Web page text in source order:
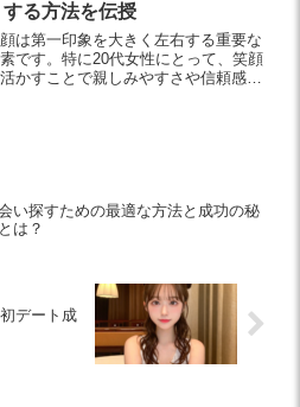
する方法を伝授
は第一印象を大きく左右する重要な
です。特に20代女性にとって、笑顔
かすことで親しみやすさや信頼感を
い探すための最適な方法と成功の秘
は？
デート成